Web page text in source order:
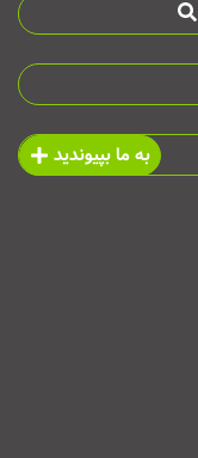
به ما بپیوندید